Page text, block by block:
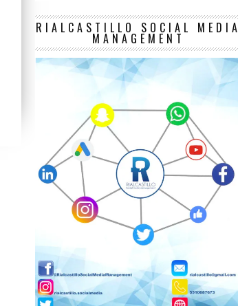
RIALCASTILLO SOCIAL MEDIA
MANAGEMENT